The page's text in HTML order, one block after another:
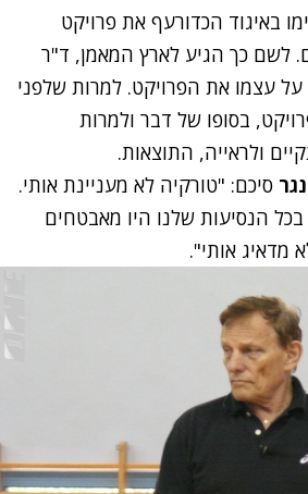
באיגוד הכדורעף את פרויקט
לשם כך הגיע לארץ המאמן, ד"ר
עצמו את הפרויקט. למרות שלפני
בסופו של דבר ולמרות
ולראייה, התוצאות.
סיכם: "טורקיה לא מעניינת אותי.
הנסיעות שלנו היו מאבטחים
מדאיג אותי".